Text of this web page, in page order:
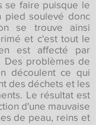
se faire puisque le
pied soulevé donc
se trouve ainsi
et c'est tout le
est affecté par
Des problèmes de
découlent ce qui
des déchets et les
Le résultat est
d'une mauvaise
de peau, reins et